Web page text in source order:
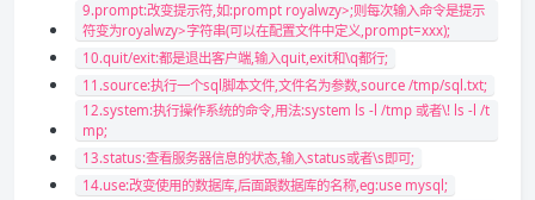
9.prompt:改变提示符,如:prompt royalwzy>;则每次输入命令是提示
符变为royalwzy>字符串(可以在配置文件中定义,prompt=xxx);
10.quit/exit:都是退出客户端,输入quit,exit和\q都行;
11.source:执行一个sql脚本文件,文件名为参数,source /tmp/sql.txt;
12.system:执行操作系统的命令,用法:system ls -l /tmp 或者\! ls -l /t
mp;
13.status:查看服务器信息的状态,输入status或者\s即可;
14.use:改变使用的数据库,后面跟数据库的名称,eg:use mysql;